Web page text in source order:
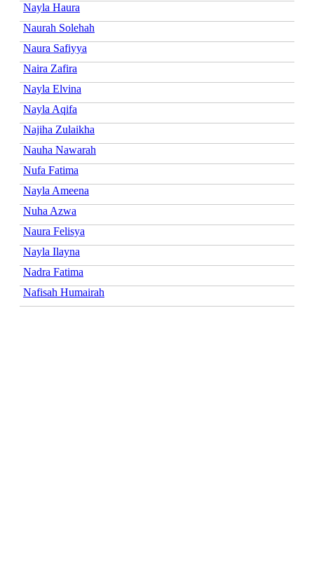
Nayla Haura
Naurah Solehah
Naura Safiyya
Naira Zafira
Nayla Elvina
Nayla Aqifa
Najiha Zulaikha
Nauha Nawarah
Nufa Fatima
Nayla Ameena
Nuha Azwa
Naura Felisya
Nayla Ilayna
Nadra Fatima
Nafisah Humairah